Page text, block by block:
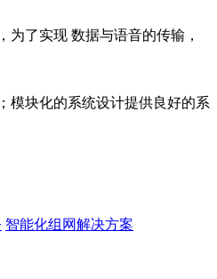
了实现 数据与语音的传输，
模块化的系统设计提供良好的系
智能化组网解决方案